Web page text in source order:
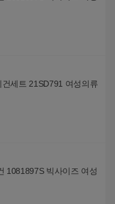
세트 21SD791 여성의류
1081897S 빅사이즈 여성